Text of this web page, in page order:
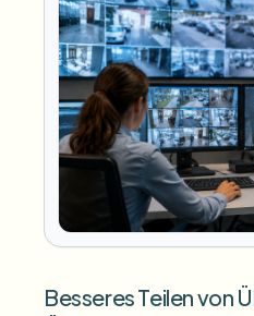
Besseres Teilen von